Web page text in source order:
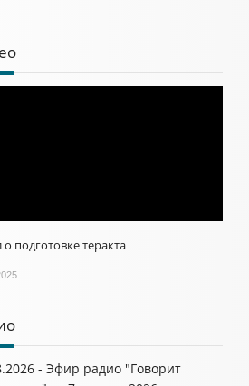
о подготовке теракта
- Эфир радио "Говорит